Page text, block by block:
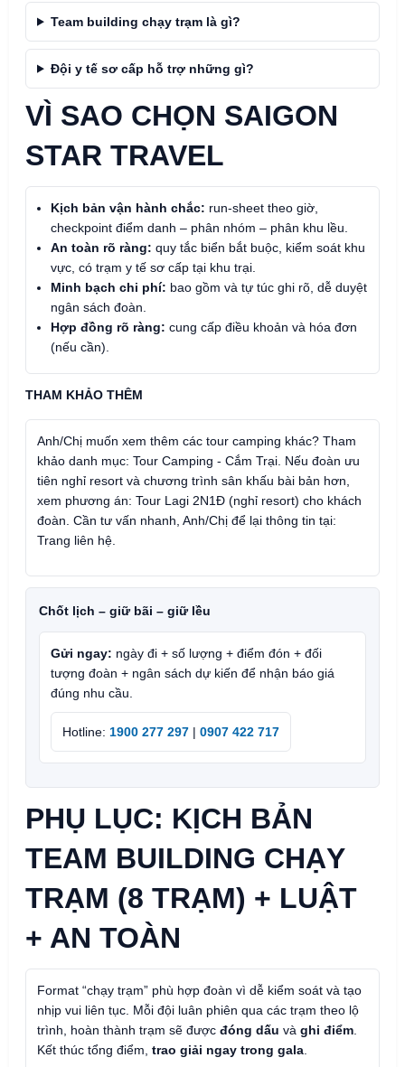
Team building chạy trạm là gì?
Đội y tế sơ cấp hỗ trợ những gì?
VÌ SAO CHỌN SAIGON
STAR TRAVEL
Kịch bản vận hành chắc: run-sheet theo giờ,
checkpoint điểm danh – phân nhóm – phân khu lều.
An toàn rõ ràng: quy tắc biển bắt buộc, kiểm soát khu
vực, có trạm y tế sơ cấp tại khu trại.
Minh bạch chi phí: bao gồm và tự túc ghi rõ, dễ duyệt
ngân sách đoàn.
Hợp đồng rõ ràng: cung cấp điều khoản và hóa đơn
(nếu cần).
THAM KHẢO THÊM
Anh/Chị muốn xem thêm các tour camping khác? Tham
khảo danh mục: Tour Camping - Cắm Trại . Nếu đoàn ưu
tiên nghỉ resort và chương trình sân khấu bài bản hơn,
xem phương án: Tour Lagi 2N1Đ (nghỉ resort) cho khách
đoàn . Cần tư vấn nhanh, Anh/Chị để lại thông tin tại:
Trang liên hệ
Chốt lịch – giữ bãi – giữ lều
Gửi ngay: ngày đi + số lượng + điểm đón + đối
tượng đoàn + ngân sách dự kiến để nhận báo giá
đúng nhu cầu.
Hotline: 1900 277 297 | 0907 422 717
PHỤ LỤC: KỊCH BẢN
TEAM BUILDING CHẠY
TRẠM (8 TRẠM) + LUẬT
+ AN TOÀN
Format “chạy trạm” phù hợp đoàn vì dễ kiểm soát và tạo
nhịp vui liên tục. Mỗi đội luân phiên qua các trạm theo lộ
trình, hoàn thành trạm sẽ được đóng dấu và ghi điểm
Kết thúc tổng điểm, trao giải ngay trong gala